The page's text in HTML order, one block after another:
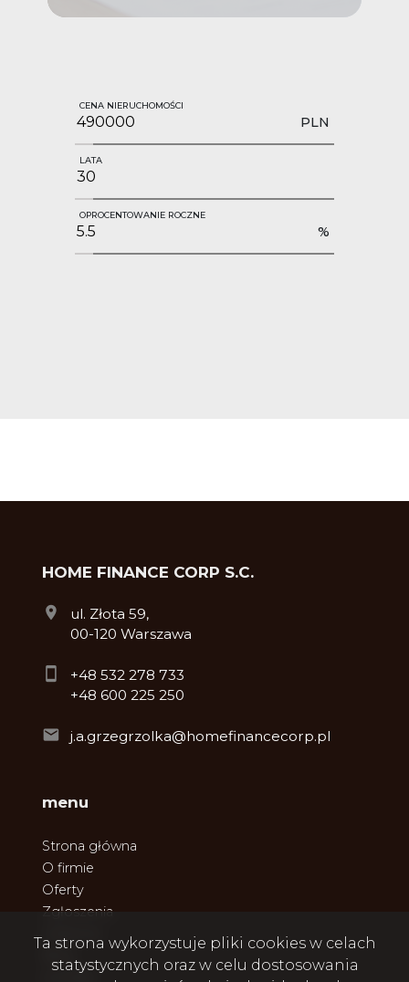
CENA NIERUCHOMOŚCI
PLN
LATA
OPROCENTOWANIE ROCZNE
%
HOME FINANCE CORP S.C.
ul. Złota 59,
00-120 Warszawa
+48 532 278 733
+48 600 225 250
j.a.grzegrzolka@homefinancecorp.pl
menu
Strona główna
O firmie
Oferty
Zgłoszenia
Kontakt
Ta strona wykorzystuje pliki cookies w celach
statystycznych oraz w celu dostosowania